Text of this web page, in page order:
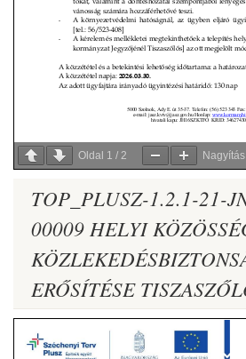
Oldal 1 / 2 Nagyítás
TOP_PLUSZ-1.2.1-21-
00009 HELYI
ERŐSÍTÉSE